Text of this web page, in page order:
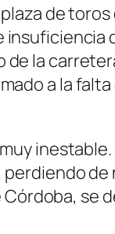
de
la
a la
de